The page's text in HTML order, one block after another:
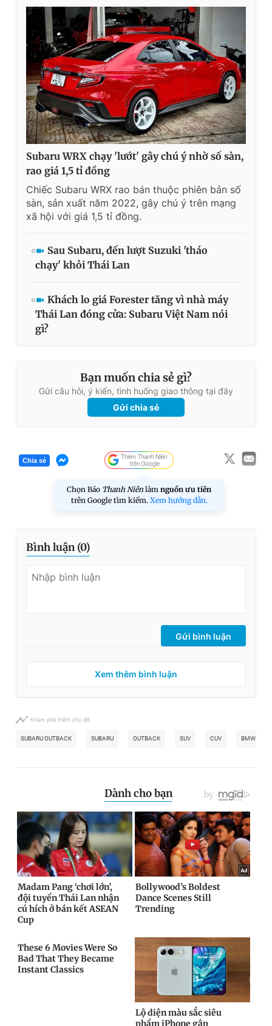
Subaru WRX chạy 'lướt' gây chú ý nhờ số sàn,
rao giá 1,5 tỉ đồng
Chiếc Subaru WRX rao bán thuộc phiên bản số
sàn, sản xuất năm 2022, gây chú ý trên mạng
xã hội với giá 1,5 tỉ đồng.
Sau Subaru, đến lượt Suzuki 'tháo
chạy' khỏi Thái Lan
Khách lo giá Forester tăng vì nhà máy
Thái Lan đóng cửa: Subaru Việt Nam nói
gì?
Bạn muốn chia sẻ gì?
Gửi câu hỏi, ý kiến, tình huống giao thông tại đây
Gửi chia sẻ
Chia sẻ
Chọn Báo Thanh Niên làm nguồn ưu tiên
trên Google tìm kiếm. Xem hướng dẫn.
Bình luận (0)
Gửi bình luận
Xem thêm bình luận
Khám phá thêm chủ đề
SUBARU OUTBACK SUBARU OUTBACK SUV CUV BMW X3